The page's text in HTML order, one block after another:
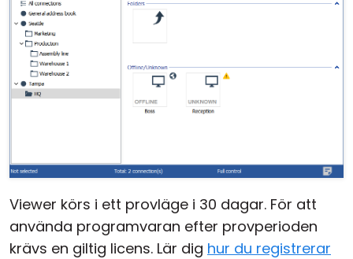
Viewer körs i ett provläge i 30 dagar. För att
använda programvaran efter provperioden
krävs en giltig licens. Lär dig hur du registrerar